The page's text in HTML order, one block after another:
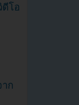
โอ
าก